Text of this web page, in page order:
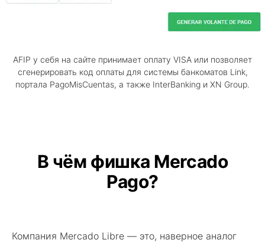
AFIP у себя на сайте принимает оплату VISA или позволяет
сгенерировать код оплаты для системы банкоматов Link,
портала PagoMisCuentas, а также InterBanking и XN Group.
В чём фишка Mercado
Pago?
Компания Mercado Libre — это, наверное аналог